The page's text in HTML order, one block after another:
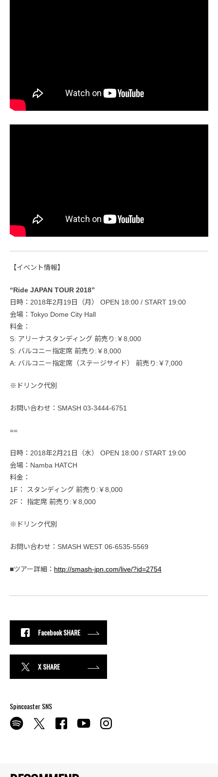
【イベント情報】
“Ride JAPAN TOUR 2018”
日時：2018年2月19日（月） OPEN 18:00 / START 19:00
会場：Tokyo Dome City Hall
料金：
S: アリーナスタンディング 前売り:￥8,000
S: バルコニー指定席 前売り:￥8,000
A: バルコニー指定席（ステージサイド） 前売り:￥7,000
※ドリンク代別
お問い合わせ：SMASH 03-3444-6751
==
日時：2018年2月21日（水） OPEN 18:00 / START 19:00
会場：Namba HATCH
料金：
1F： スタンディング 前売り:￥8,000
2F： 指定席 前売り:￥8,000
※ドリンク代別
お問い合わせ：SMASH WEST 06-6535-5569
■ツアー詳細： http://smash-jpn.com/live/?id=2754
Facebook SHARE
X SHARE
Spincoaster SNS